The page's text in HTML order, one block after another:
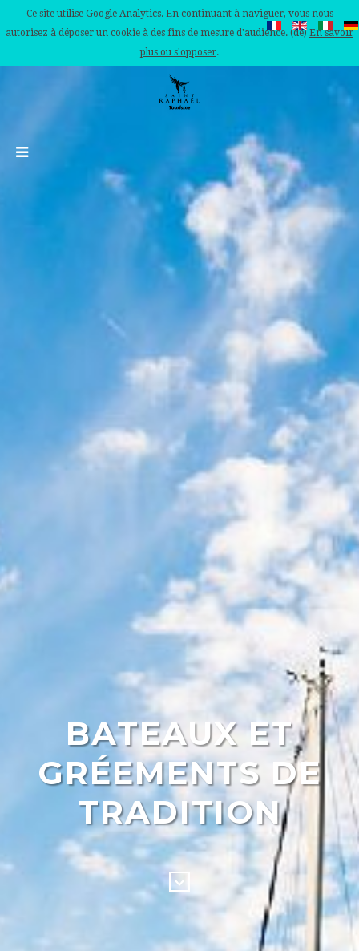
Ce site utilise Google Analytics. En continuant à naviguer, vous nous
autorisez à déposer un cookie à des fins de mesure d'audience. (de) En savoir
plus ou s'opposer.
BATEAUX ET
GRÉEMENTS DE
TRADITION